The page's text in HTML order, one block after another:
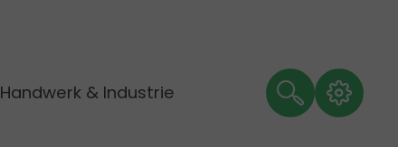
Handwerk & Industrie